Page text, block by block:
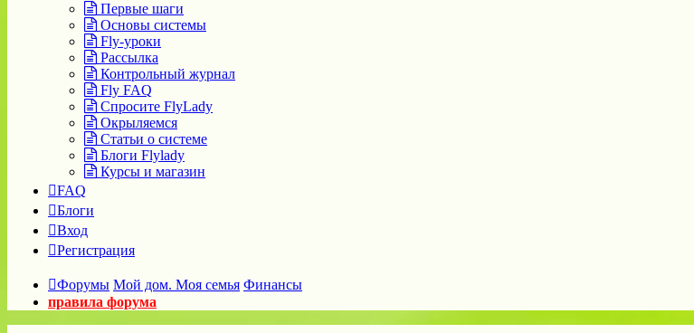
Первые шаги
Основы системы
Fly-уроки
Рассылка
Контрольный журнал
Fly FAQ
Спросите FlyLady
Окрыляемся
Статьи о системе
Блоги Flylady
Курсы и магазин
FAQ
Блоги
Вход
Регистрация
Форумы Мой дом. Моя семья Финансы
правила форума